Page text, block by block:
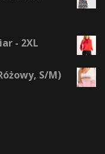
- 2XL
S/M)